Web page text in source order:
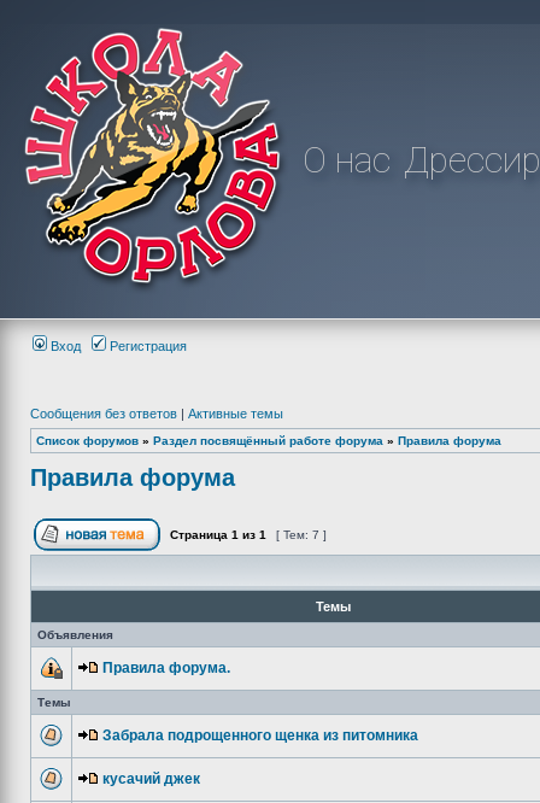
О нас
Вход Регистрация
Сообщения без ответов | Активные темы
Список форумов » Раздел посвящённый работе форума » Правила форума
Правила форума
Страница 1 из 1 [ Тем: 7 ]
Темы
Объявления
Правила форума.
Темы
Забрала подрощенного щенка из питомника
кусачий джек